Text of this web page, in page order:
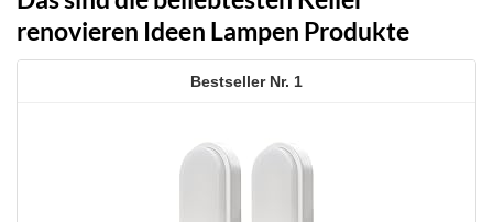
renovieren Ideen Lampen Produkte
1